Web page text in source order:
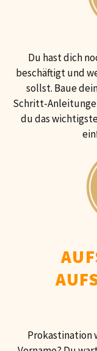
Du hast dich
beschäftigt und
sollst. Baue
Schritt-
du das
Prokastination